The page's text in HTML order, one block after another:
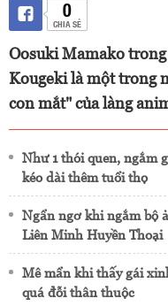
0
CHIA SẺ
Oosuki Mamako
Kougeki là một trong
con mắt" của làng
Như 1 thói quen, ngắm
kéo dài thêm tuổi thọ
Ngẩn ngơ khi ngắm bộ
Liên Minh Huyền Thoại
Mê mẩn khi thấy gái
quá đỗi thân thuộc